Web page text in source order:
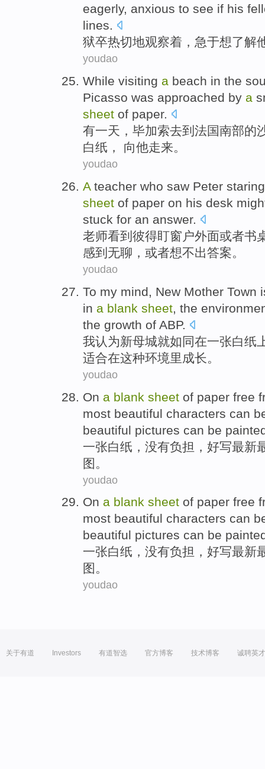
eagerly, anxious to see if his
lines.
狱卒热切地观察着， 急于想了解
youdao
While visiting a beach in the
Picasso was approached by a
sheet of paper.
有一天 ， 毕加索去到 法国南部的
白纸， 向他走来。
youdao
A teacher who saw Peter staring
sheet of paper on his desk
stuck for an answer.
老师看到 彼得盯窗户外面或者书
感到 无聊，或者想不出答案。
youdao
To my mind, New Mother Town
in a blank sheet, the
the growth of ABP.
我认为新母城就如同在一张白纸
适合在这种环境里成长。
youdao
On a blank sheet of paper free
most beautiful characters can
beautiful pictures can be
一张白纸，没有负担，好写最新
图 。
youdao
On a blank sheet of paper free
most beautiful characters can
beautiful pictures can be
一张白纸，没有负担，好写最新
图 。
youdao
关于有道 Investors 有道智选 官方博客 技术博客 诚聘英才